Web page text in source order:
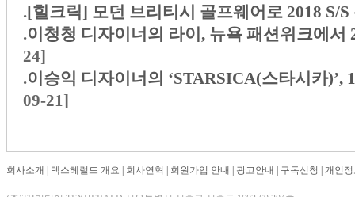
.[힐크릭] 모던 브리티시 골프웨어로 2018 S/
.이청청 디자이너의 라이, 뉴욕 패션위크에
24]
.이승익 디자이너의 ‘STARSICA(스타시카)’,
09-21]
회사소개 텍스헤럴드 개요 회사연혁 회원가입 안내 광고안내 구독신청 개인